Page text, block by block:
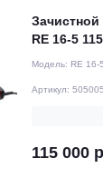
RE 16-5
Модель: RE 16-
Артикул: 505005
115 000